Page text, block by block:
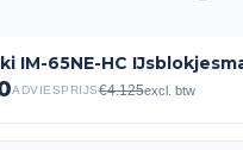
IM-65NE-HC
ADVIESPRIJS€4.125excl. btw